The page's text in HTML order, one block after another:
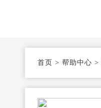
首页 > 帮助中心 >